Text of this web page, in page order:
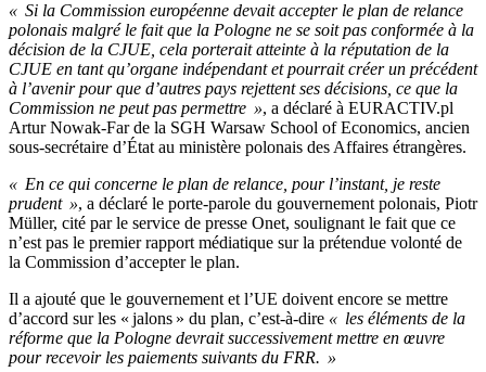
« Si la Commission européenne devait accepter le plan de relance
polonais malgré le fait que la Pologne ne se soit pas conformée à la
décision de la CJUE, cela porterait atteinte à la réputation de la
CJUE en tant qu’organe indépendant et pourrait créer un précédent
à l’avenir pour que d’autres pays rejettent ses décisions, ce que la
Commission ne peut pas permettre », a déclaré à EURACTIV.pl
Artur Nowak-Far de la SGH Warsaw School of Economics, ancien
sous-secrétaire d’État au ministère polonais des Affaires étrangères.
« En ce qui concerne le plan de relance, pour l’instant, je reste
prudent », a déclaré le porte-parole du gouvernement polonais, Piotr
Müller, cité par le service de presse Onet, soulignant le fait que ce
n’est pas le premier rapport médiatique sur la prétendue volonté de
la Commission d’accepter le plan.
Il a ajouté que le gouvernement et l’UE doivent encore se mettre
d’accord sur les « jalons » du plan, c’est-à-dire « les éléments de la
réforme que la Pologne devrait successivement mettre en œuvre
pour recevoir les paiements suivants du FRR. »